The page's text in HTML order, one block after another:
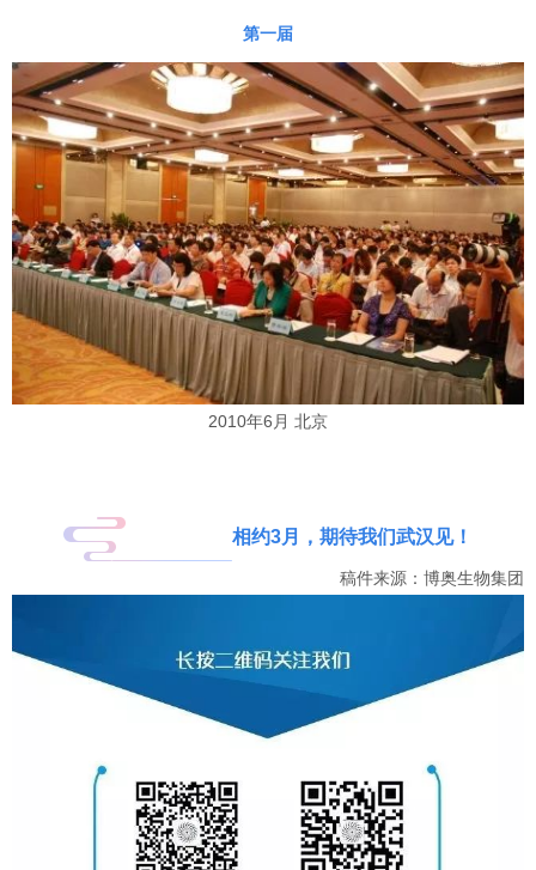
第一届
2010年6月 北京
相约3月，期待我们武汉见！
稿件来源：博奥生物集团